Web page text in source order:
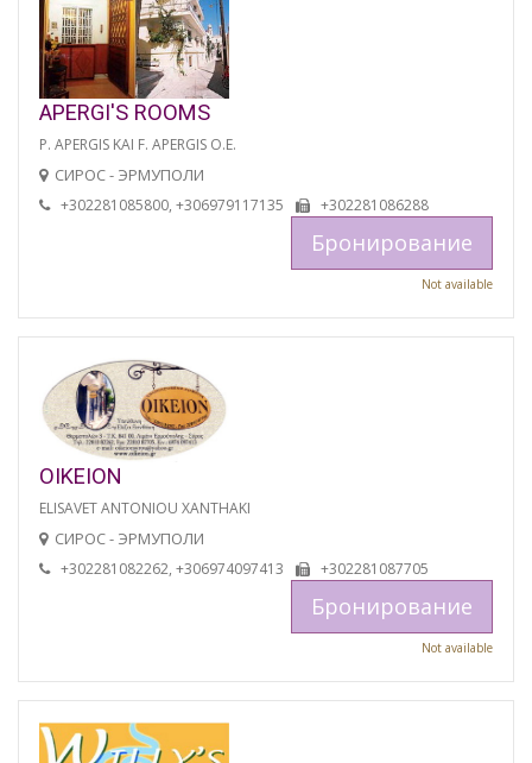
APERGI'S ROOMS
P. APERGIS KAI F. APERGIS O.E.
СИРОС - ЭРМУПОЛИ
+302281085800, +306979117135 +302281086288
Бронирование
Not available
OIKEION
ELISAVET ANTONIOU XANTHAKI
СИРОС - ЭРМУПОЛИ
+302281082262, +306974097413 +302281087705
Бронирование
Not available